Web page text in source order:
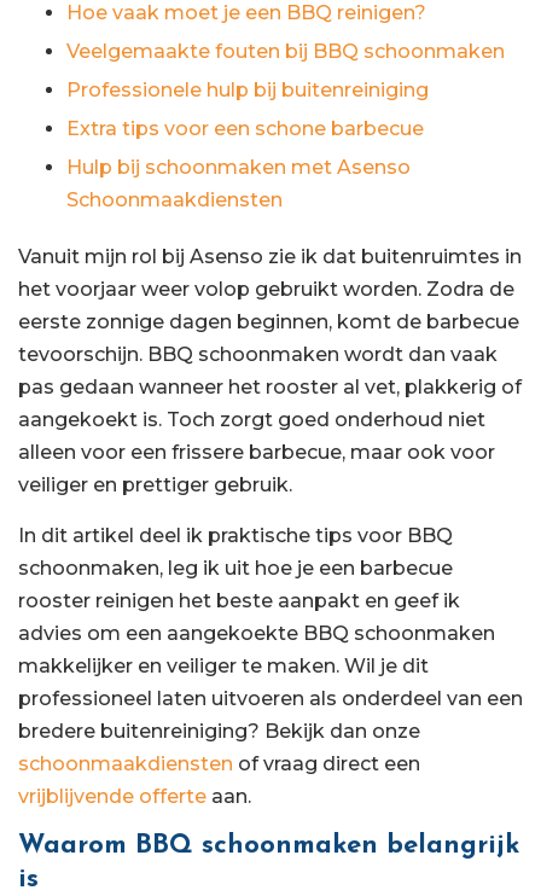
Hoe vaak moet je een BBQ reinigen?
Veelgemaakte fouten bij BBQ schoonmaken
Professionele hulp bij buitenreiniging
Extra tips voor een schone barbecue
Hulp bij schoonmaken met Asenso
Schoonmaakdiensten
Vanuit mijn rol bij Asenso zie ik dat buitenruimtes in
het voorjaar weer volop gebruikt worden. Zodra de
eerste zonnige dagen beginnen, komt de barbecue
tevoorschijn. BBQ schoonmaken wordt dan vaak
pas gedaan wanneer het rooster al vet, plakkerig of
aangekoekt is. Toch zorgt goed onderhoud niet
alleen voor een frissere barbecue, maar ook voor
veiliger en prettiger gebruik.
In dit artikel deel ik praktische tips voor BBQ
schoonmaken, leg ik uit hoe je een barbecue
rooster reinigen het beste aanpakt en geef ik
advies om een aangekoekte BBQ schoonmaken
makkelijker en veiliger te maken. Wil je dit
professioneel laten uitvoeren als onderdeel van een
bredere buitenreiniging? Bekijk dan onze
schoonmaakdiensten of vraag direct een
vrijblijvende offerte aan.
Waarom BBQ schoonmaken belangrijk
is